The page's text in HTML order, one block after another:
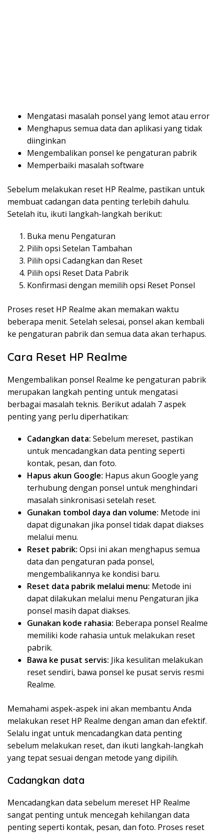
Mengatasi masalah ponsel yang lemot atau error
Menghapus semua data dan aplikasi yang tidak
diinginkan
Mengembalikan ponsel ke pengaturan pabrik
Memperbaiki masalah software
Sebelum melakukan reset HP Realme, pastikan untuk
membuat cadangan data penting terlebih dahulu.
Setelah itu, ikuti langkah-langkah berikut:
Buka menu Pengaturan
Pilih opsi Setelan Tambahan
Pilih opsi Cadangkan dan Reset
Pilih opsi Reset Data Pabrik
Konfirmasi dengan memilih opsi Reset Ponsel
Proses reset HP Realme akan memakan waktu
beberapa menit. Setelah selesai, ponsel akan kembali
ke pengaturan pabrik dan semua data akan terhapus.
Cara Reset HP Realme
Mengembalikan ponsel Realme ke pengaturan pabrik
merupakan langkah penting untuk mengatasi
berbagai masalah teknis. Berikut adalah 7 aspek
penting yang perlu diperhatikan:
Cadangkan data: Sebelum mereset, pastikan
untuk mencadangkan data penting seperti
kontak, pesan, dan foto.
Hapus akun Google: Hapus akun Google yang
terhubung dengan ponsel untuk menghindari
masalah sinkronisasi setelah reset.
Gunakan tombol daya dan volume: Metode ini
dapat digunakan jika ponsel tidak dapat diakses
melalui menu.
Reset pabrik: Opsi ini akan menghapus semua
data dan pengaturan pada ponsel,
mengembalikannya ke kondisi baru.
Reset data pabrik melalui menu: Metode ini
dapat dilakukan melalui menu Pengaturan jika
ponsel masih dapat diakses.
Gunakan kode rahasia: Beberapa ponsel Realme
memiliki kode rahasia untuk melakukan reset
pabrik.
Bawa ke pusat servis: Jika kesulitan melakukan
reset sendiri, bawa ponsel ke pusat servis resmi
Realme.
Memahami aspek-aspek ini akan membantu Anda
melakukan reset HP Realme dengan aman dan efektif.
Selalu ingat untuk mencadangkan data penting
sebelum melakukan reset, dan ikuti langkah-langkah
yang tepat sesuai dengan metode yang dipilih.
Cadangkan data
Mencadangkan data sebelum mereset HP Realme
sangat penting untuk mencegah kehilangan data
penting seperti kontak, pesan, dan foto. Proses reset